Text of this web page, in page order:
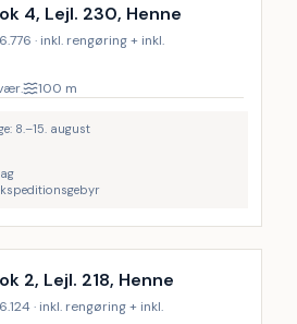
4, Lejl. 230, Henne
· inkl. rengøring + inkl.
100 m
8.–15. august
2, Lejl. 218, Henne
· inkl. rengøring + inkl.